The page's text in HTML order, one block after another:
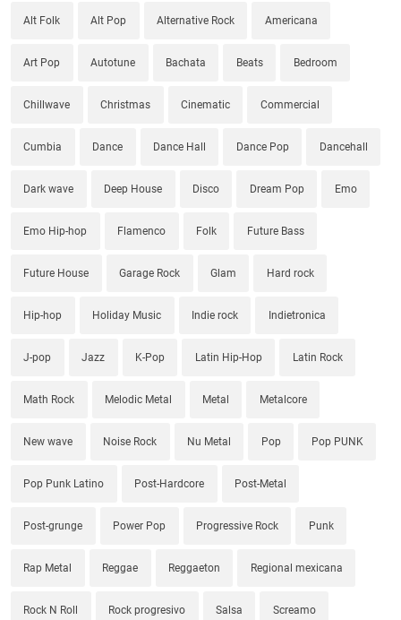
Alt Folk Alt Pop Alternative Rock Americana
Art Pop Autotune Bachata Beats Bedroom
Chillwave Christmas Cinematic Commercial
Cumbia Dance Dance Hall Dance Pop Dancehall
Dark wave Deep House Disco Dream Pop Emo
Emo Hip-hop Flamenco Folk Future Bass
Future House Garage Rock Glam Hard rock
Hip-hop Holiday Music Indie rock Indietronica
J-pop Jazz K-Pop Latin Hip-Hop Latin Rock
Math Rock Melodic Metal Metal Metalcore
New wave Noise Rock Nu Metal Pop Pop PUNK
Pop Punk Latino Post-Hardcore Post-Metal
Post-grunge Power Pop Progressive Rock Punk
Rap Metal Reggae Reggaeton Regional mexicana
Rock N Roll Rock progresivo Salsa Screamo